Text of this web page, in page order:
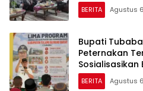
BERITA Agustus
Bupati
Peternakan
Sosialisasikan
BERITA Agustus